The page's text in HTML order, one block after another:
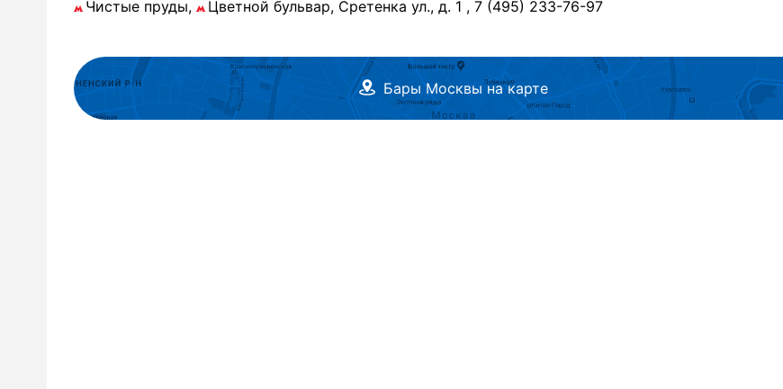
Чистые пруды, Цветной бульвар, Сретенка ул., д. 1 , 7 (495) 233-76-97
Бары Москвы на карте